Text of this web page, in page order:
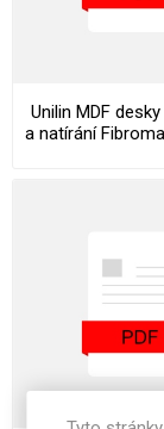
Unilin MDF
a natírání